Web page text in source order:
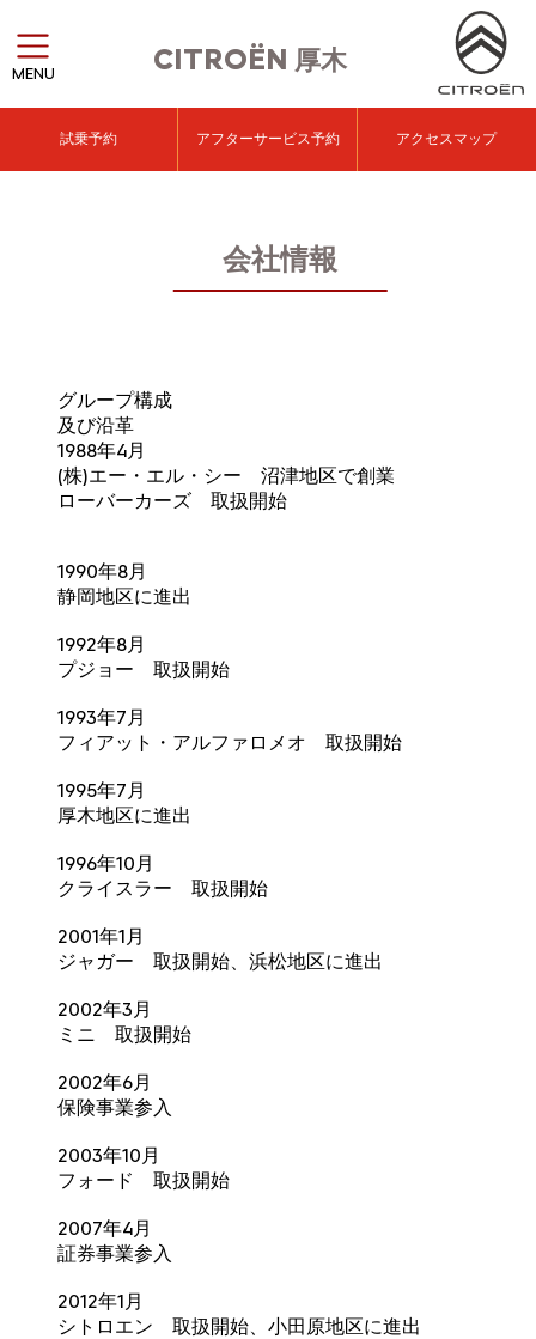
CITROËN 厚木
MENU
試乗予約 アフターサービス予約 アクセスマップ
会社情報
グループ構成
及び沿革
1988年4月
(株)エー・エル・シー 沼津地区で創業
ローバーカーズ 取扱開始
1990年8月
静岡地区に進出
1992年8月
プジョー 取扱開始
1993年7月
フィアット・アルファロメオ 取扱開始
1995年7月
厚木地区に進出
1996年10月
クライスラー 取扱開始
2001年1月
ジャガー 取扱開始、浜松地区に進出
2002年3月
ミニ 取扱開始
2002年6月
保険事業参入
2003年10月
フォード 取扱開始
2007年4月
証券事業参入
2012年1月
シトロエン 取扱開始、小田原地区に進出